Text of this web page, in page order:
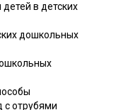
в детских
дошкольных
с отрубями